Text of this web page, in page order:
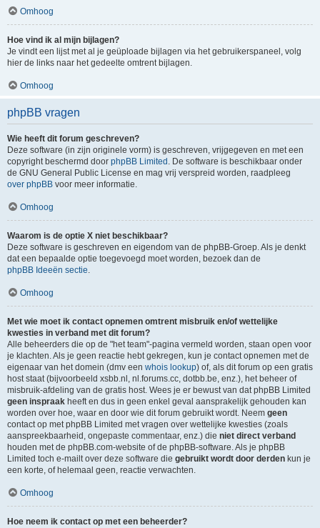
Omhoog
Hoe vind ik al mijn bijlagen?
Je vindt een lijst met al je geüploade bijlagen via het gebruikerspaneel, volg
hier de links naar het gedeelte omtrent bijlagen.
Omhoog
phpBB vragen
Wie heeft dit forum geschreven?
Deze software (in zijn originele vorm) is geschreven, vrijgegeven en met een
copyright beschermd door phpBB Limited . De software is beschikbaar onder
de GNU General Public License en mag vrij verspreid worden, raadpleeg
over phpBB voor meer informatie.
Omhoog
Waarom is de optie X niet beschikbaar?
Deze software is geschreven en eigendom van de phpBB-Groep. Als je denkt
dat een bepaalde optie toegevoegd moet worden, bezoek dan de
phpBB Ideeën sectie.
Omhoog
Met wie moet ik contact opnemen omtrent misbruik en/of wettelijke
kwesties in verband met dit forum?
Alle beheerders die op de "het team"-pagina vermeld worden, staan open voor
je klachten. Als je geen reactie hebt gekregen, kun je contact opnemen met de
eigenaar van het domein (dmv een whois lookup) of, als dit forum op een gratis
host staat (bijvoorbeeld xsbb.nl, nl.forums.cc, dotbb.be, enz.), het beheer of
misbruik-afdeling van de gratis host. Wees je er bewust van dat phpBB Limited
geen inspraak heeft en dus in geen enkel geval aansprakelijk gehouden kan
worden over hoe, waar en door wie dit forum gebruikt wordt. Neem geen
contact op met phpBB Limited met vragen over wettelijke kwesties (zoals
aanspreekbaarheid, ongepaste commentaar, enz.) die niet direct verband
houden met de phpBB.com-website of de phpBB-software. Als je phpBB
Limited toch e-mailt over deze software die gebruikt wordt door derden kun je
een korte, of helemaal geen, reactie verwachten.
Omhoog
Hoe neem ik contact op met een beheerder?